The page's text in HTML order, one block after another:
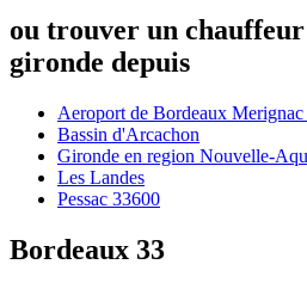
ou trouver un
gironde depuis
Aeroport de Bordeaux
Bassin d'Arcachon
Gironde en region Nouvelle-
Les Landes
Pessac 33600
Bordeaux 33